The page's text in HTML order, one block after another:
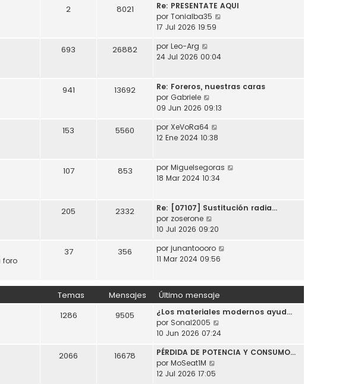
ú
e
2 8021
Re: PRESENTATE AQUI
por Tonialba35
m
j
17 Jul 2026 19:59
693 26882 por Leo-Arg
e
l
t
i
o
m
s
e
24 Jul 2026 00:04
941 13692
Re: Foreros, nuestras caras
por Gabriele
e
ú
l
m
o
n
s
j
e
09 Jun 2026 09:13
153 5560 por XeVoRa64
l
t
o
e
n
s
e
12 Ene 2024 10:38
107 853 por Miguelsegoras
l
n
a
j
18 Mar 2024 10:34
205 2332
Re: [07107] Sustitución radia…
por zoserone
e
ú
l
m
o
m
e
n
a
j
e
10 Jul 2026 09:20
foro
37 356 por junantoooro
t
i
e
11 Mar 2024 09:56
Temas Mensajes Último mensaje
1286 9505
¿Los materiales modernos ayud…
por Sonal2005
e
ú
10 Jun 2026 07:24
2066 16678
PÉRDIDA DE POTENCIA Y CONSUMO…
por MoSeat1M
12 Jul 2026 17:05